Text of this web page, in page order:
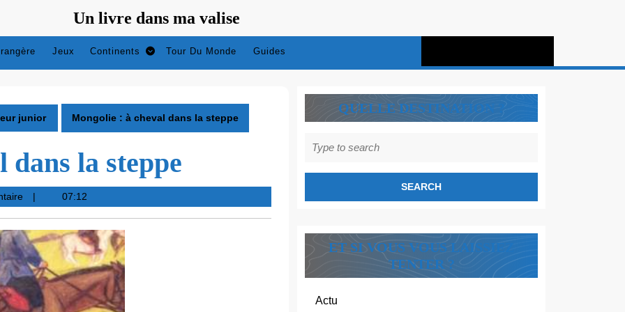
Un livre dans ma valise
Jeux Continents Tour Du Monde Guides
junior Mongolie : à cheval dans la steppe
dans la steppe
07:12
QUELLE DESTINATION ?
for:
ET SI VOUS VOUS LAISSIEZ
TENTER ?
Actu